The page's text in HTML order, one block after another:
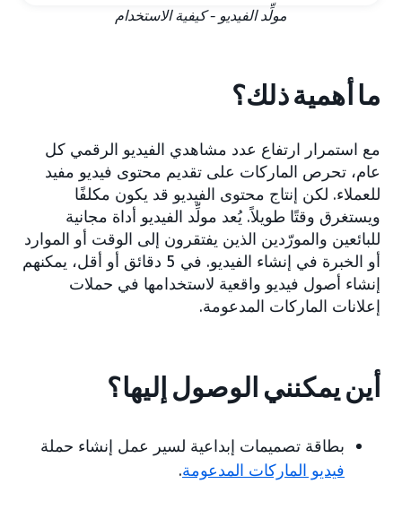
مولِّد الفيديو - كيفية الاستخدام
ما أهمية ذلك؟
مع استمرار ارتفاع عدد مشاهدي الفيديو الرقمي كل
عام، تحرص الماركات على تقديم محتوى فيديو مفيد
للعملاء. لكن إنتاج محتوى الفيديو قد يكون مكلفًا
ويستغرق وقتًا طويلاً. يُعد مولِّد الفيديو أداة مجانية
للبائعين والمورّدين الذين يفتقرون إلى الوقت أو الموارد
أو الخبرة في إنشاء الفيديو. في 5 دقائق أو أقل، يمكنهم
إنشاء أصول فيديو واقعية لاستخدامها في حملات
إعلانات الماركات المدعومة.
أين يمكنني الوصول إليها؟
بطاقة تصميمات إبداعية لسير عمل إنشاء حملة
فيديو الماركات المدعومة.